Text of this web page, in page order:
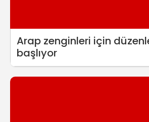
Arap zenginleri için
başlıyor